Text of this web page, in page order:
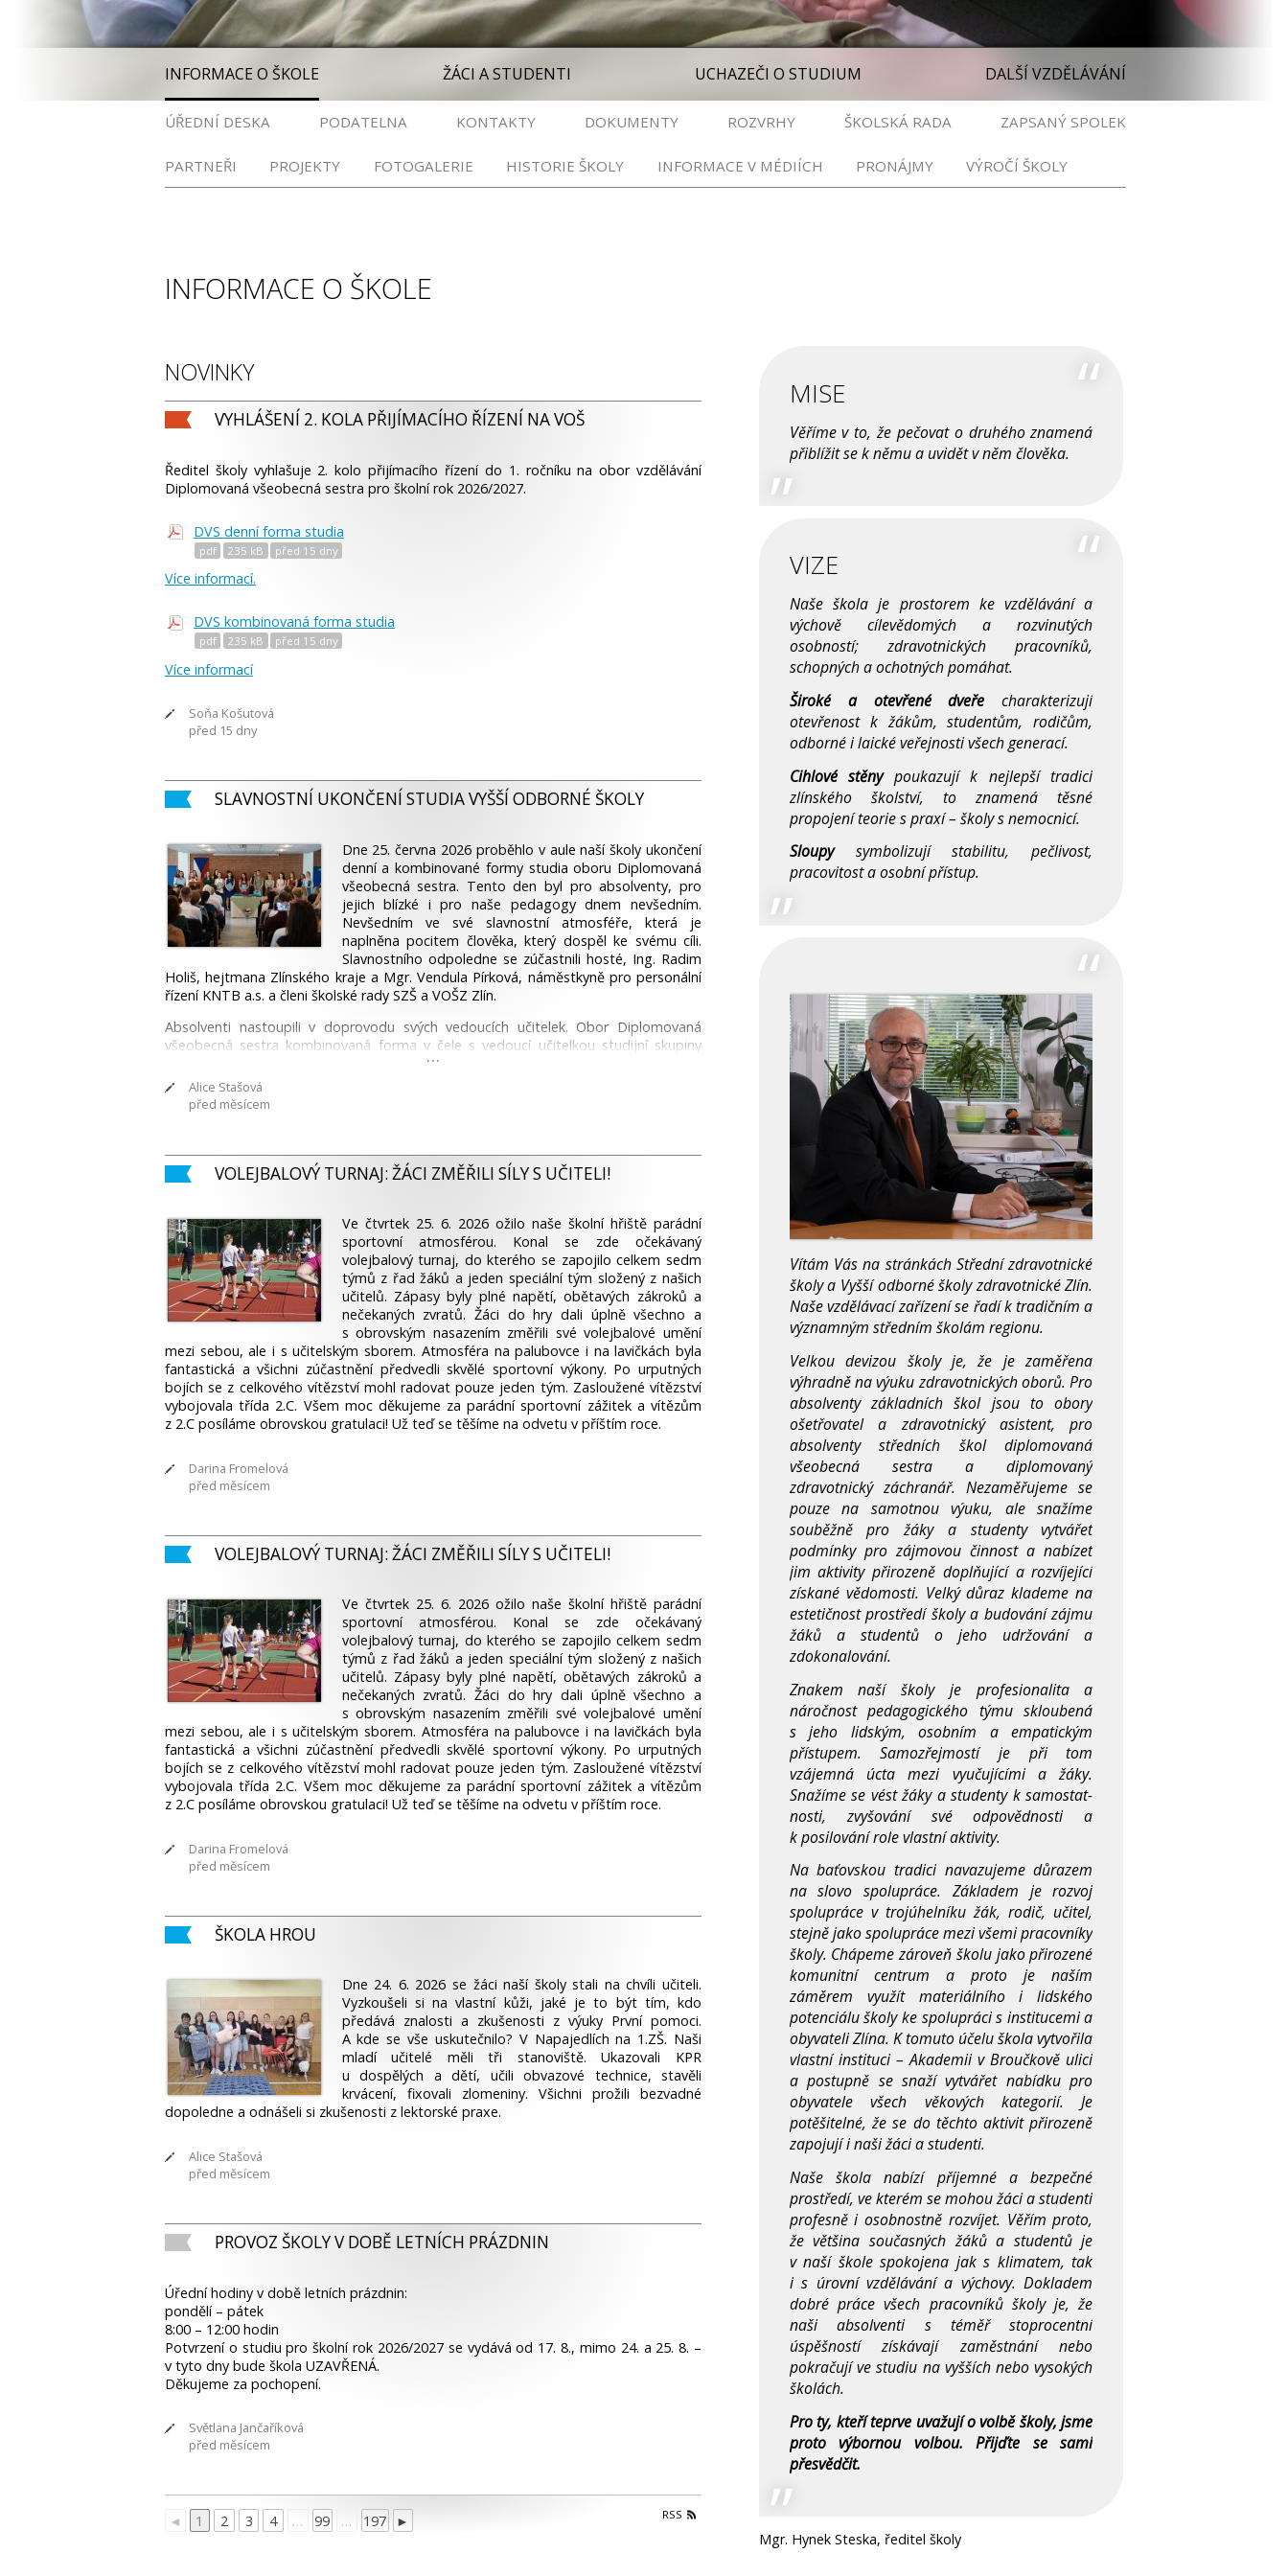
INFORMACE O ŠKOLE ŽÁCI A STUDENTI UCHAZEČI O STUDIUM DALŠÍ VZDĚLÁVÁNÍ
ÚŘEDNÍ DESKA PODATELNA KONTAKTY DOKUMENTY ROZVRHY ŠKOLSKÁ RADA ZAPSANÝ SPOLEK
PARTNEŘI PROJEKTY FOTOGALERIE HISTORIE ŠKOLY INFORMACE V MÉDIÍCH PRONÁJMY VÝROČÍ ŠKOLY
INFORMACE O ŠKOLE
NOVINKY
VYHLÁŠENÍ 2. KOLA PŘIJÍMACÍHO ŘÍZENÍ NA VOŠ
Ředitel školy vyhlašuje 2. kolo přijímacího řízení do 1. ročníku na obor vzdělávání
Diplomovaná všeobecná sestra pro školní rok 2026/2027.
DVS denní forma studia
pdf 235 kB­ před 15 dny
Více informací.
DVS kombinovaná forma studia
pdf 235 kB­ před 15 dny
Více informací
Soňa Košutová
před 15 dny
SLAVNOSTNÍ UKONČENÍ STUDIA VYŠŠÍ ODBORNÉ ŠKOLY
Dne 25. června 2026 proběhlo v aule naší školy ukončení
denní a kombinované formy studia oboru Diplomovaná
všeobecná sestra. Tento den byl pro absolventy, pro
jejich blízké i pro naše pedagogy dnem nevšedním.
Nevšedním ve své slavnostní atmosféře, která je
naplněna pocitem člověka, který dospěl ke svému cíli.
Slavnostního odpoledne se zúčastnili hosté, Ing. Radim
Holiš, hejtmana Zlínského kraje a Mgr. Vendula Pírková, náměstkyně pro personální
řízení KNTB a.s. a členi školské rady SZŠ a VOŠZ Zlín.
Absolventi nastoupili v doprovodu svých vedoucích učitelek. Obor Diplomovaná
všeobecná sestra kombinovaná forma v čele s vedoucí učitelkou studijní skupiny
Mgr. Petrou Holubovou a absolventi oboru Diplomovaná všeobecná sestra denní
formy studia pod vedením vedoucí učitelky studijní skupiny Mgr. Alice Drobné.
Vznešenou atmosféru slavnostního dne umocnilo klavírní vystoupení Sofie Matušů a
zodpovědného oboru jako je Diplomovaná všeobecná sestra.
pevné nervy, přejeme vždy jasnou mysl při rozhodování, přejeme čisté svědomí, aby
si mohli vždy říci, že jejich rozhodnutí bylo vždy to správné, přejeme sílu životem
projít tak, aby to odpovídalo jejich představám, přejeme šťastný jak profesní, tak
i osobní ži­vot.
Alice Stašová
před měsícem
VOLEJBALOVÝ TURNAJ: ŽÁCI ZMĚŘILI SÍLY S UČITELI!
Ve čtvrtek 25. 6. 2026 ožilo naše školní hřiště parádní
sportovní atmosférou. Konal se zde očekávaný
volejbalový turnaj, do kterého se zapojilo celkem sedm
týmů z řad žáků a jeden speciální tým složený z našich
učitelů. Zápasy byly plné napětí, obětavých zákroků a
nečekaných zvratů. Žáci do hry dali úplně všechno a
s obrovským nasazením změřili své volejbalové umění
mezi sebou, ale i s učitel­ským sborem. Atmosféra na palubovce i na lavičkách byla
fantastická a všichni zúčastnění předvedli skvělé sportovní výkony. Po urputných
bojích se z celkového vítězství mohl radovat pouze jeden tým. Zasloužené vítězství
vybojovala třída 2.C. Všem moc děkujeme za parádní sportovní zážitek a vítězům
z 2.C posíláme obrovskou gratulaci! Už teď se těšíme na odvetu v příštím ro­ce.
Darina Fromelová
před měsícem
VOLEJBALOVÝ TURNAJ: ŽÁCI ZMĚŘILI SÍLY S UČITELI!
Ve čtvrtek 25. 6. 2026 ožilo naše školní hřiště parádní
sportovní atmosférou. Konal se zde očekávaný
volejbalový turnaj, do kterého se zapojilo celkem sedm
týmů z řad žáků a jeden speciální tým složený z našich
učitelů. Zápasy byly plné napětí, obětavých zákroků a
nečekaných zvratů. Žáci do hry dali úplně všechno a
s obrovským nasazením změřili své volejbalové umění
mezi sebou, ale i s učitel­ským sborem. Atmosféra na palubovce i na lavičkách byla
fantastická a všichni zúčastnění předvedli skvělé sportovní výkony. Po urputných
bojích se z celkového vítězství mohl radovat pouze jeden tým. Zasloužené vítězství
vybojovala třída 2.C. Všem moc děkujeme za parádní sportovní zážitek a vítězům
z 2.C posíláme obrovskou gratulaci! Už teď se těšíme na odvetu v příštím ro­ce.
Darina Fromelová
před měsícem
ŠKOLA HROU
Dne 24. 6. 2026 se žáci naší školy stali na chvíli učiteli.
Vyzkoušeli si na vlastní kůži, jaké je to být tím, kdo
předává znalosti a zkušenosti z výuky První pomoci.
A kde se vše uskutečnilo? V Napajedlích na 1.ZŠ. Naši
mladí učitelé měli tři stanoviště. Ukazovali KPR
u dospělých a dětí, učili obvazové technice, stavěli
krvácení, fixovali zlomeniny. Všichni prožili bezvadné
dopoledne a odnášeli si zkušenosti z lektorské pra­xe.
Alice Stašová
před měsícem
PROVOZ ŠKOLY V DOBĚ LETNÍCH PRÁZDNIN
Úřední hodiny v době letních prázdnin:
pondělí – pátek
8:00 – 12:00 hodin
Potvrzení o studiu pro školní rok 2026/2027 se vydává od 17. 8., mimo 24. a 25. 8. –
v tyto dny bude škola UZAVŘENÁ.
Děkujeme za pochopení.
Světlana Jančaříková
před měsícem
◄ 1 2 3 4 … 99 … 197 ► RSS
MISE
Věříme v to, že pečovat o druhého znamená
přiblížit se k němu a uvidět v něm člověka.
VIZE
Naše škola je prostorem ke vzdělávání a
výchově cílevědomých a rozvinutých
osobností; zdravotnic­kých pracovníků,
schopných a ochotných pomáhat.
Široké a otevřené dveře charakteri­zují
otevřenost k žákům, studentům, rodičům,
odborné i laické veřejnosti všech generací.
Cihlové stěnypoukazují k nejlepší tradici
zlínského školství, to znamená těsné
propojení teorie s praxí – školy s nemocnicí.
Sloupysymbolizují stabilitu, pečlivost,
pracovitost a osobní přístup.
Vítám Vás na stránkách Střední zdravotnické
školy a Vyšší odborné školy zdravotnické Zlín.
Naše vzdělávací zařízení se řadí k tradičním a
významným středním školám regionu.
Velkou devizou školy je, že je zaměřena
výhradně na výuku zdravotnic­kých oborů. Pro
absolventy základních škol jsou to obory
ošetřovatel a zdravotnický asistent, pro
absolventy středních škol diplomovaná
všeobecná sestra a diplomovaný
zdravotnický záchranář. Nezaměřujeme se
pouze na samotnou výuku, ale snažíme
souběžně pro žáky a studenty vytvářet
podmínky pro zájmovou činnost a nabízet
jim aktivity přirozeně doplňující a rozvíjející
získané vědomosti. Velký důraz klademe na
estetičnost prostředí školy a budování zájmu
žáků a studentů o jeho udržování a
zdokonalo­vání.
Znakem naší školy je profesiona­lita a
náročnost pedagogického týmu skloubená
s jeho lidským, osobním a empatickým
přístupem. Samozřejmostí je při tom
vzájemná úcta mezi vyučujícími a žáky.
Snažíme se vést žáky a studenty k samostat­
nosti, zvyšování své odpovědnosti a
k posilování role vlastní aktivity.
Na baťovskou tradici navazujeme důrazem
na slovo spolupráce. Základem je rozvoj
spolupráce v trojúhel­níku žák, rodič, učitel,
stejně jako spolupráce mezi všemi pracovníky
školy. Chápeme zároveň školu jako přirozené
komunitní centrum a proto je naším
záměrem využít materiálního i lidského
potenciálu školy ke spolupráci s institucemi a
obyvateli Zlína. K tomuto účelu škola vytvořila
vlastní instituci – Akademii v Broučkově ulici
a postupně se snaží vytvářet nabídku pro
obyvatele všech věkových kategorií. Je
potěšitelné, že se do těchto aktivit přirozeně
zapojují i naši žáci a studenti.
Naše škola nabízí příjemné a bezpečné
prostředí, ve kterém se mohou žáci a studenti
profesně i osobnostně rozvíjet. Věřím proto,
že většina současných žáků a studentů je
v naší škole spokojena jak s klimatem, tak
i s úrovní vzdělávání a výchovy. Dokladem
dobré práce všech pracovníků školy je, že
naši absolventi s téměř stoprocentní
úspěšností získávají zaměstnání nebo
pokračují ve studiu na vyšších nebo vysokých
školách.
Pro ty, kteří teprve uvažují o volbě školy, jsme
proto výbornou volbou. Přijďte se sami
přesvědčit.
Mgr. Hynek Steska, ředitel školy